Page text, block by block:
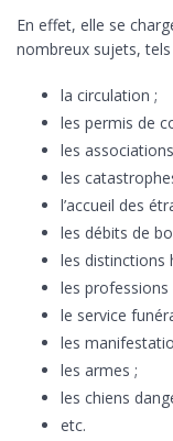
En effet, elle se
nombreux sujets, tels
la circulation ;
les permis de
les
les
l’accueil des
les débits de
les distinctions
les
le service
les
les armes ;
les chiens
etc.